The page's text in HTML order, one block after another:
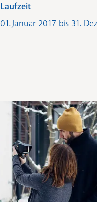
Laufzeit
01. Januar 2017 bis 31.